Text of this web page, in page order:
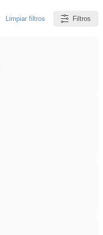
Limpiar filtros Filtros